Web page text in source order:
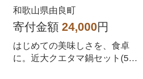
和歌山県由良町
寄付金額 24,000円
はじめての美味しさを、食卓
に。近大クエタマ鍋セット(50